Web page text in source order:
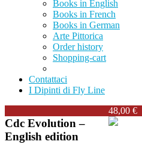
Books in English
Books in French
Books in German
Arte Pittorica
Order history
Shopping-cart
Contattaci
I Dipinti di Fly Line
Cdc Evolution –
English edition
48,00 €